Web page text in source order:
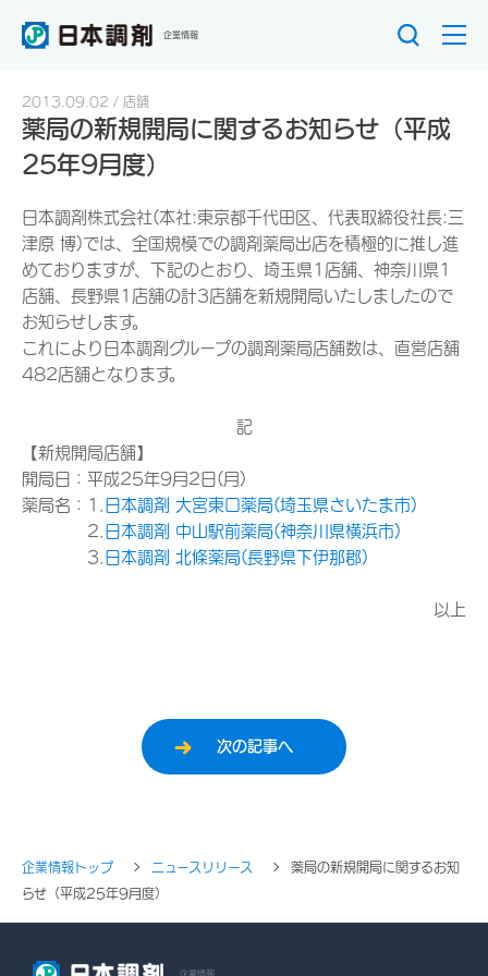
企業情報
2013.09.02 店舗
薬局の新規開局に関するお知らせ（平成
25年9月度）
日本調剤株式会社(本社:東京都千代田区、代表取締役社長:三
津原 博)では、全国規模での調剤薬局出店を積極的に推し進
めておりますが、下記のとおり、埼玉県1店舗、神奈川県1
店舗、長野県1店舗の計3店舗を新規開局いたしましたので
お知らせします。
これにより日本調剤グループの調剤薬局店舗数は、直営店舗
482店舗となります。
記
【新規開局店舗】
開局日：平成25年9月2日(月)
薬局名：1.
日本調剤 大宮東口薬局(埼玉県さいたま市)
2. 日本調剤 中山駅前薬局(神奈川県横浜市)
3. 日本調剤 北條薬局(長野県下伊那郡)
以上
次の記事へ
企業情報トップ ニュースリリース
薬局の新規開局に関するお知
らせ（平成25年9月度）
企業情報